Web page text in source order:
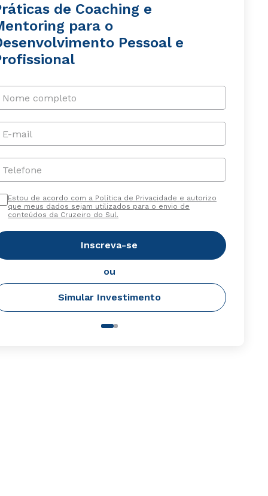
de Coaching e
para o
Pessoal e
Nome completo
E-mail
Telefone
Estou de acordo com a Política de Privacidade e autorizo
que meus dados sejam utilizados para o envio de
conteúdos da Cruzeiro do Sul.
Inscreva-se
ou
Simular Investimento